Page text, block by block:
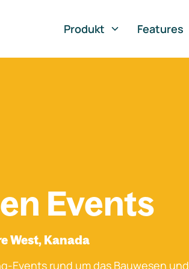
Produkt
Features
Events
West, Kanada
Events rund um das Bauwesen und